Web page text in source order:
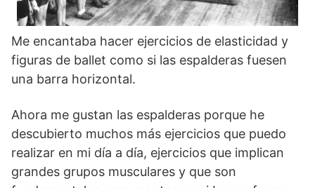
Me encantaba hacer ejercicios de elasticidad y
figuras de ballet como si las espalderas fuesen
una barra horizontal.
Ahora me gustan las espalderas porque he
descubierto muchos más ejercicios que puedo
realizar en mi día a día, ejercicios que implican
grandes grupos musculares y que son